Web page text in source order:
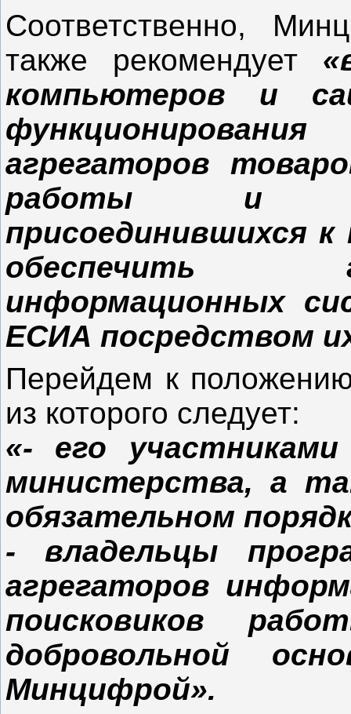
Соответственно,
также рекомендует
компьютеров и
агрегаторов
работы и
присоединившихся
обеспечить
информационных
ЕСИА посредством
Перейдем к
из которого следует:
«- его
министерства, а
обязательном
- владельцы
агрегаторов
поисковиков
добровольной
Минцифрой».